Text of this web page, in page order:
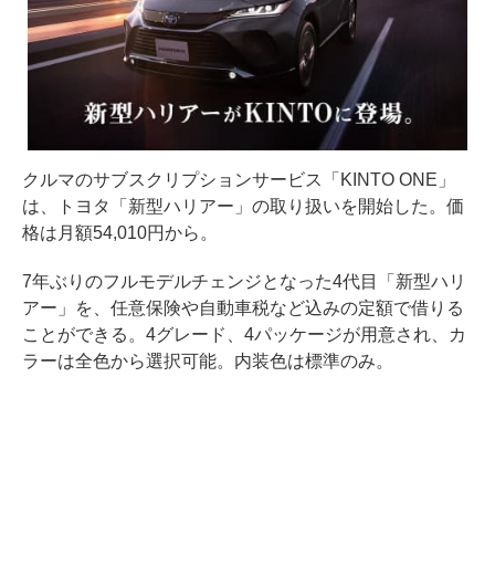
クルマのサブスクリプションサービス「KINTO ONE」
は、トヨタ「新型ハリアー」の取り扱いを開始した。価
格は月額54,010円から。
7年ぶりのフルモデルチェンジとなった4代目「新型ハリ
アー」を、任意保険や自動車税など込みの定額で借りる
ことができる。4グレード、4パッケージが用意され、カ
ラーは全色から選択可能。内装色は標準のみ。